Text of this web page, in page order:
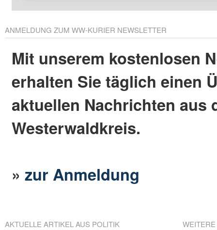
ANMELDUNG ZUM WW-KURIER NEWSLETTER
Mit unserem kostenlosen
erhalten Sie täglich einen
aktuellen Nachrichten aus
Westerwaldkreis.
»zur Anmeldung
AKTUELLE ARTIKEL AUS POLITIK